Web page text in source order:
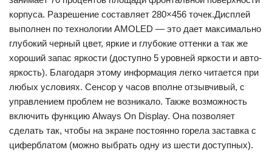
корпуса. Разрешение составляет 280×456 точек.Дисплей
выполнен по технологии AMOLED — это дает максимально
глубокий черный цвет, яркие и глубокие оттенки а так же
хороший запас яркости (доступно 5 уровней яркости и авто-
яркость). Благодаря этому информация легко читается при
любых условиях. Сенсор у часов вполне отзывчивый, с
управлением проблем не возникало. Также возможность
включить функцию Always On Display. Она позволяет
сделать так, чтобы на экране постоянно горела заставка с
циферблатом (можно выбрать одну из шести доступных).